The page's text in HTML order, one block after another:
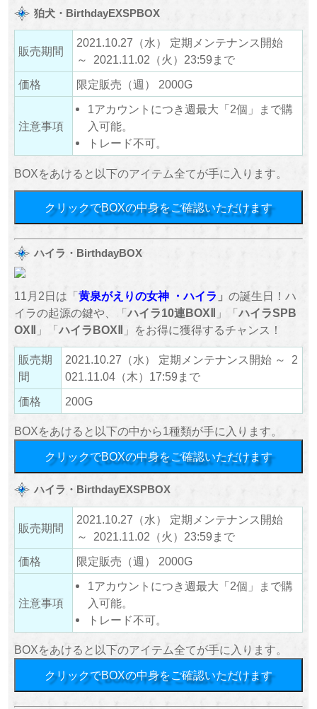
狛犬・BirthdayEXSPBOX
販売期間
2021.10.27（水） 定期メンテナンス開始
～ 2021.11.02（火）23:59まで
価格
限定販売（週） 2000G
注意事項
1アカウントにつき週最大「2個」まで購
入可能。
トレード不可。
BOXをあけると以下のアイテム全てが手に入ります。
クリックでBOXの中身をご確認いただけます
ハイラ・BirthdayBOX
11月2日は「黄泉がえりの女神・ハイラ 」 の誕生日！ハ
イラの起源の鍵や、「ハイラ10連BOXⅡ 」「ハイラSPB
OXⅡ 」「ハイラBOXⅡ 」をお得に獲得するチャンス！
販売期
間
2021.10.27（水） 定期メンテナンス開始 ～ 2
021.11.04（木）17:59まで
価格
200G
BOXをあけると以下の中から1種類が手に入ります。
クリックでBOXの中身をご確認いただけます
ハイラ・BirthdayEXSPBOX
販売期間
2021.10.27（水） 定期メンテナンス開始
～ 2021.11.02（火）23:59まで
価格
限定販売（週） 2000G
注意事項
1アカウントにつき週最大「2個」まで購
入可能。
トレード不可。
BOXをあけると以下のアイテム全てが手に入ります。
クリックでBOXの中身をご確認いただけます